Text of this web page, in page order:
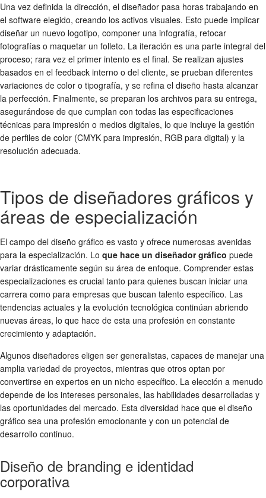
Una vez definida la dirección, el diseñador pasa horas trabajando en
el software elegido, creando los activos visuales. Esto puede implicar
diseñar un nuevo logotipo, componer una infografía, retocar
fotografías o maquetar un folleto. La iteración es una parte integral del
proceso; rara vez el primer intento es el final. Se realizan ajustes
basados en el feedback interno o del cliente, se prueban diferentes
variaciones de color o tipografía, y se refina el diseño hasta alcanzar
la perfección. Finalmente, se preparan los archivos para su entrega,
asegurándose de que cumplan con todas las especificaciones
técnicas para impresión o medios digitales, lo que incluye la gestión
de perfiles de color (CMYK para impresión, RGB para digital) y la
resolución adecuada.
Tipos de diseñadores gráficos y
áreas de especialización
El campo del diseño gráfico es vasto y ofrece numerosas avenidas
para la especialización. Lo que hace un diseñador gráfico puede
variar drásticamente según su área de enfoque. Comprender estas
especializaciones es crucial tanto para quienes buscan iniciar una
carrera como para empresas que buscan talento específico. Las
tendencias actuales y la evolución tecnológica continúan abriendo
nuevas áreas, lo que hace de esta una profesión en constante
crecimiento y adaptación.
Algunos diseñadores eligen ser generalistas, capaces de manejar una
amplia variedad de proyectos, mientras que otros optan por
convertirse en expertos en un nicho específico. La elección a menudo
depende de los intereses personales, las habilidades desarrolladas y
las oportunidades del mercado. Esta diversidad hace que el diseño
gráfico sea una profesión emocionante y con un potencial de
desarrollo continuo.
Diseño de branding e identidad
corporativa